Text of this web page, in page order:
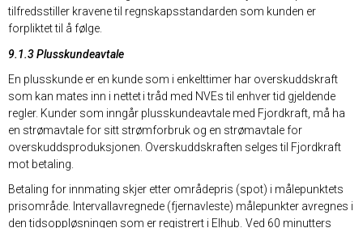
tilfredsstiller kravene til regnskapsstandarden som kunden er
forpliktet til å følge.
9.1.3 Plusskundeavtale
En plusskunde er en kunde som i enkelttimer har overskuddskraft
som kan mates inn i nettet i tråd med NVEs til enhver tid gjeldende
regler. Kunder som inngår plusskundeavtale med Fjordkraft, må ha
en strømavtale for sitt strømforbruk og en strømavtale for
overskuddsproduksjonen. Overskuddskraften selges til Fjordkraft
mot betaling.
Betaling for innmating skjer etter områdepris (spot) i målepunktets
prisområde. Intervallavregnede (fjernavleste) målepunkter avregnes i
den tidsoppløsningen som er registrert i Elhub. Ved 60 minutters